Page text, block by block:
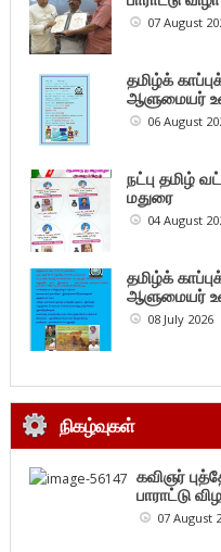
07 August
தமிழ்க்
ஆளுமையர்
06 August
நட்பு தமிழ்
மதுரை
04 August
தமிழ்க்
ஆளுமையர்
08 July 2026
நிகழ்வுகள்
கவிஞர்
பாராட்டு
07 August